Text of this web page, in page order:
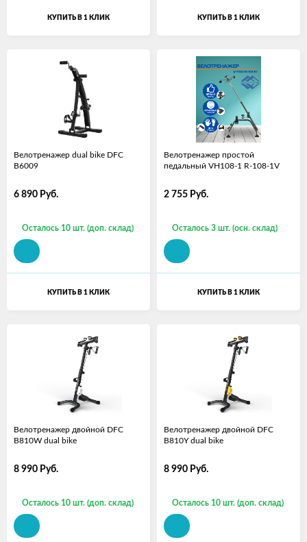
КУПИТЬ В 1 КЛИК КУПИТЬ В 1 КЛИК
Велотренажер dual bike DFC
B6009
6 890 Руб.
Осталось 10 шт. (доп. склад)
КУПИТЬ В 1 КЛИК
Велотренажер простой
педальный VH108-1 R-108-1V
2 755 Руб.
Осталось 3 шт. (осн. склад)
КУПИТЬ В 1 КЛИК
Велотренажер двойной DFC
B810W dual bike
8 990 Руб.
Осталось 10 шт. (доп. склад)
Велотренажер двойной DFC
B810Y dual bike
8 990 Руб.
Осталось 10 шт. (доп. склад)